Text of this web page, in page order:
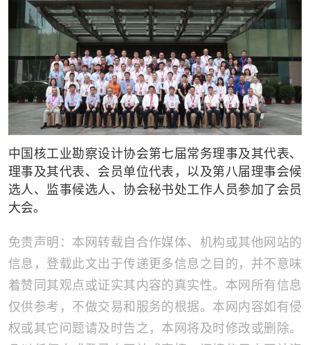
中国核工业勘察设计协会第七届常务理事及其代表、
理事及其代表、会员单位代表，以及第八届理事会候
选人、监事候选人、协会秘书处工作人员参加了会员
大会。
免责声明：本网转载自合作媒体、机构或其他网站的
信息，登载此文出于传递更多信息之目的，并不意味
着赞同其观点或证实其内容的真实性。本网所有信息
仅供参考，不做交易和服务的根据。本网内容如有侵
权或其它问题请及时告之，本网将及时修改或删除。